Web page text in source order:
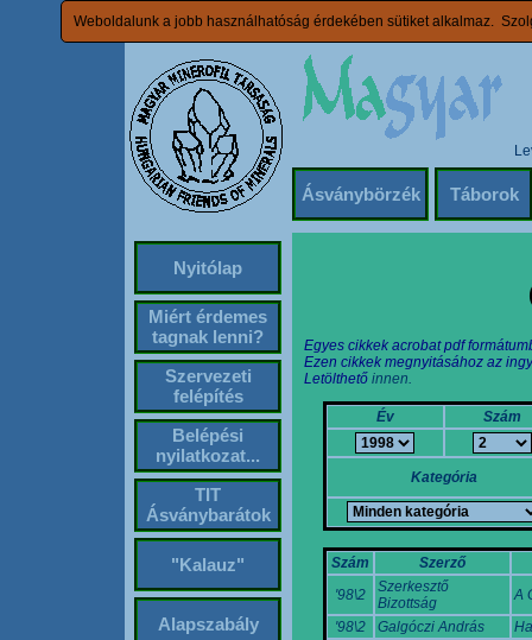
Weboldalunk a jobb használhatóság érdekében sütiket alkalmaz.
Ásványbörzék Táborok
Nyitólap
Miért érdemes
tagnak lenni?
Szervezeti
felépítés
Belépési
nyilatkozat...
TIT
Ásványbarátok
"Kalauz"
Alapszabály
Egyes cikkek acrobat pdf
Ezen cikkek megnyitásához az
Letölthető innen.
Év Szám
Kategória
Szám
Szerző
'98\2
Szerkesztő
Bizottság
A
'98\2
Galgóczi András